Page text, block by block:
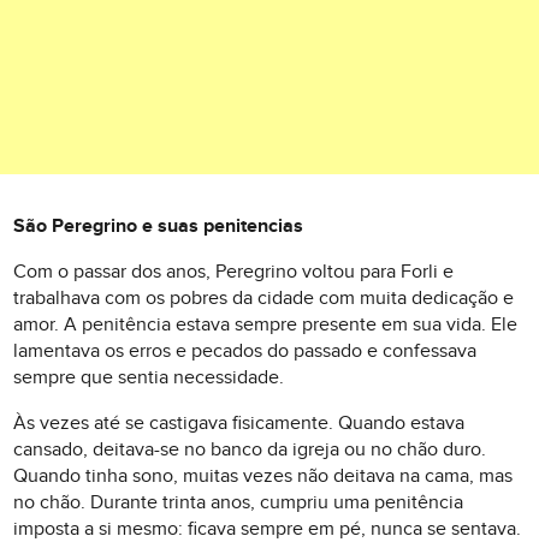
São Peregrino e suas penitencias
Com o passar dos anos, Peregrino voltou para Forli e
trabalhava com os pobres da cidade com muita dedicação e
amor. A penitência estava sempre presente em sua vida. Ele
lamentava os erros e pecados do passado e confessava
sempre que sentia necessidade.
Às vezes até se castigava fisicamente. Quando estava
cansado, deitava-se no banco da igreja ou no chão duro.
Quando tinha sono, muitas vezes não deitava na cama, mas
no chão. Durante trinta anos, cumpriu uma penitência
imposta a si mesmo: ficava sempre em pé, nunca se sentava.